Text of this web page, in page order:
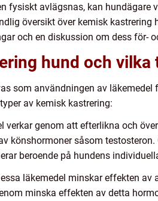
fysiskt avlägsnas, kan
översikt över kemisk
och en diskussion om dess för-
hund och vilka
som användningen av
av kemisk kastrering:
verkar genom att efterlikna och
könshormoner såsom
beroende på hundens
läkemedel minskar effekten
minska effekten av detta